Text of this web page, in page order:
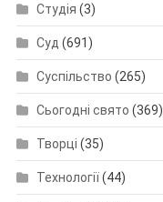
Студія (3)
Суд (691)
Суспільство (265)
Сьогодні свято (369)
Творці (35)
Технології(44)